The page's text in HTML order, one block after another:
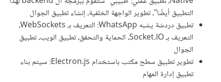
التطبيق أيضًا"، تطوير الواجهة الخلفية، إنشاء تطبيق الجوال
تطبيق دردشة يشبه WhatsApp: التعريف بـ WebSockets،
التعريف بـ Socket.IO، الحماية والتحقق، تطبيق الويب، تطبيق
الجوال
تطوير تطبيق سطح مكتب باستخدام Electron.js: سيتم بناء
تطبيق إدارة المهام